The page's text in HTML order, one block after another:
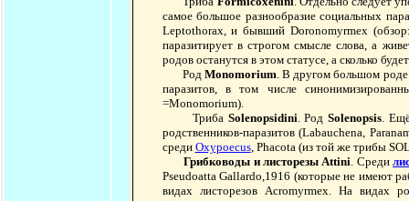
самое большое разнообразие социальных
Leptothorax, и бывший Doronomyrmex
паразитирует в строгом смысле слова, а
родов останутся в этом статусе, а сколько
Род Monomorium. В другом большом
паразитов, в том числе
=Monomorium).
Триба Solenopsidini. РодSolenopsis.
родственников-паразитов (Labauchena,
среди Oxypoecus, Phacota (из той же трибы
Грибководы и листорезы Attini. Среди
Pseudoatta Gallardo,1916 (которые не имеют
видах листорезов Acromyrmex. На видах